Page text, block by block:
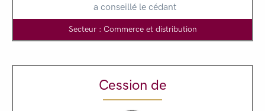
a conseillé le cédant
Secteur : Commerce et distribution
Cession de